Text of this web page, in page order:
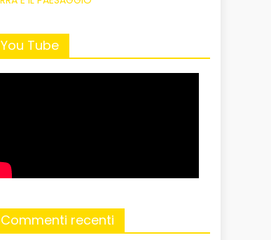
You Tube
Commenti recenti